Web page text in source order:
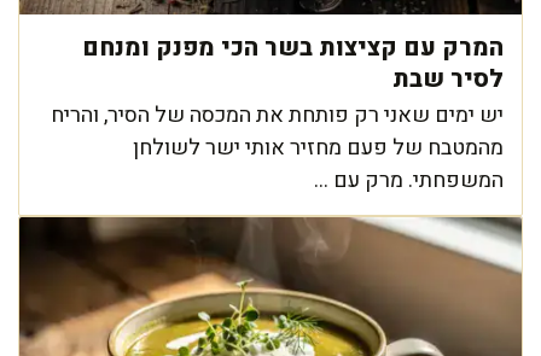
המרק עם קציצות בשר הכי מפנק ומנחם
לסיר שבת
יש ימים שאני רק פותחת את המכסה של הסיר, והריח
מהמטבח של פעם מחזיר אותי ישר לשולחן
המשפחתי. מרק עם ...